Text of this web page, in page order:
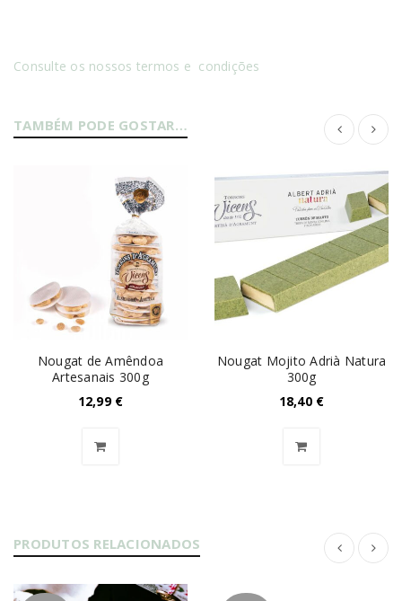
Consulte os nossos termos e condições
TAMBÉM PODE GOSTAR…
Nougat de Amêndoa
Artesanais 300g
12,99 €
Nougat Mojito Adrià Natura
300g
18,40 €
PRODUTOS RELACIONADOS